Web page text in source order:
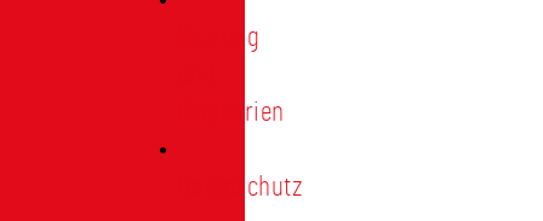
Satzung
Regularien
Datenschutz